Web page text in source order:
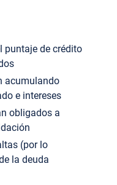
puntaje de crédito
acumulando
e intereses
obligados a
(por lo
la deuda